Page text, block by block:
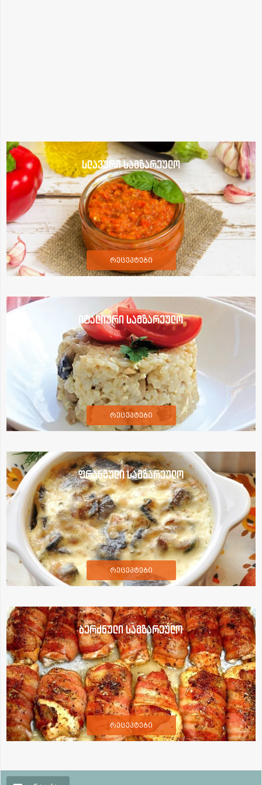
სლავური სამზარეულო
რეცეპტები
იტალიური სამზარეულო
რეცეპტები
ფრანგული სამზარეულო
რეცეპტები
ბერძნული სამზარეულო
რეცეპტები